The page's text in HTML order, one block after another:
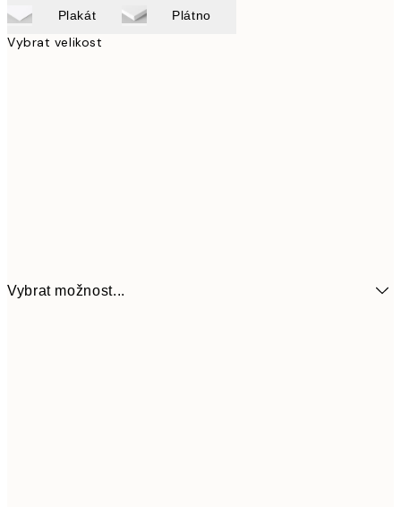
Plakát Plátno
Vybrat velikost
Vybrat možnost...